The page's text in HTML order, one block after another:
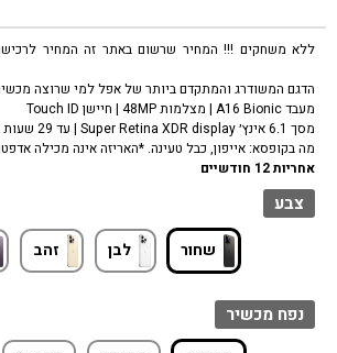
ללא משחקים !!! המחיר שרשום באתר זה המחיר
הדגם המשודרג והמתקדם ביותר של אפל למי שרוצה
מעבד A16 Bionic | מצלמות 48MP | חיישן Touch ID
מסך 6.1 אינץ׳ Super Retina XDR display | עד 29 שעות פעילות
מה בקופסא: אייפון, כבל טעינה. *האריזה אינה מכילה
אחריות 12 חודשיים
צבע
שחור לבן זהב
נפח מכשיר